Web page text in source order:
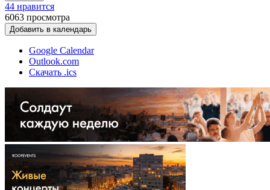
44 нравится
6063 просмотра
Добавить в календарь
Google Calendar
Outlook.com
Скачать .ics